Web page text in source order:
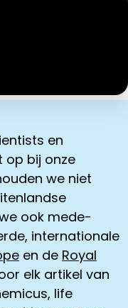
en
op bij onze
we niet
ook mede-
internationale
en de Royal
elk artikel van
life